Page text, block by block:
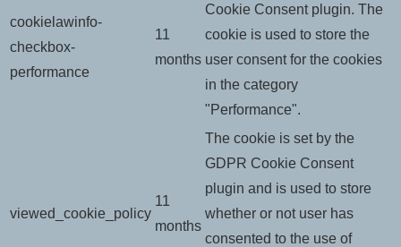
cookielawinfo-
checkbox-
performance
11
months
Cookie Consent plugin. The
cookie is used to store the
user consent for the cookies
in the category
"Performance".
viewed_cookie_policy
11
months
The cookie is set by the
GDPR Cookie Consent
plugin and is used to store
whether or not user has
consented to the use of